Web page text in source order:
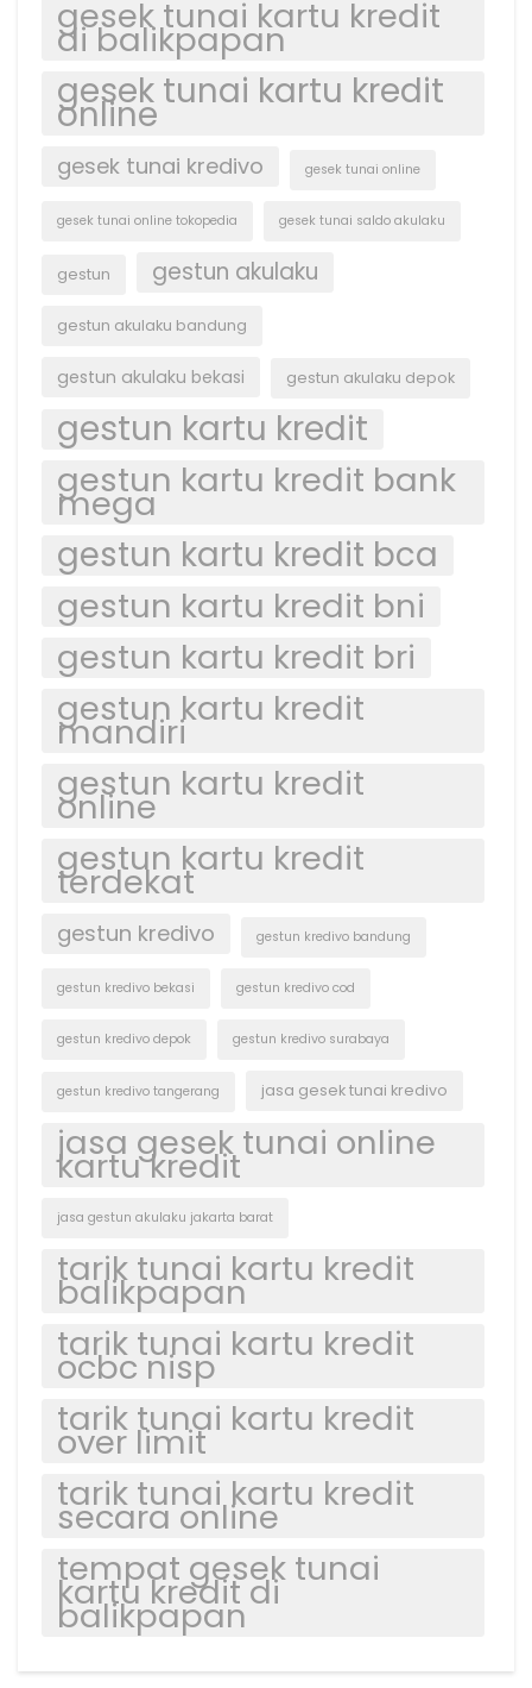
gesek tunai kartu kredit
di balikpapan
gesek tunai kartu kredit
online
gesek tunai kredivo gesek tunai online
gesek tunai online tokopedia gesek tunai saldo akulaku
gestun gestun akulaku
gestun akulaku bandung
gestun akulaku bekasi gestun akulaku depok
gestun kartu kredit
gestun kartu kredit bank
mega
gestun kartu kredit bca
gestun kartu kredit bni
gestun kartu kredit bri
gestun kartu kredit
mandiri
gestun kartu kredit
online
gestun kartu kredit
terdekat
gestun kredivo gestun kredivo bandung
gestun kredivo bekasi gestun kredivo cod
gestun kredivo depok gestun kredivo surabaya
gestun kredivo tangerang jasa gesek tunai kredivo
jasa gesek tunai online
kartu kredit
jasa gestun akulaku jakarta barat
tarik tunai kartu kredit
balikpapan
tarik tunai kartu kredit
ocbc nisp
tarik tunai kartu kredit
over limit
tarik tunai kartu kredit
secara online
tempat gesek tunai
kartu kredit di
balikpapan